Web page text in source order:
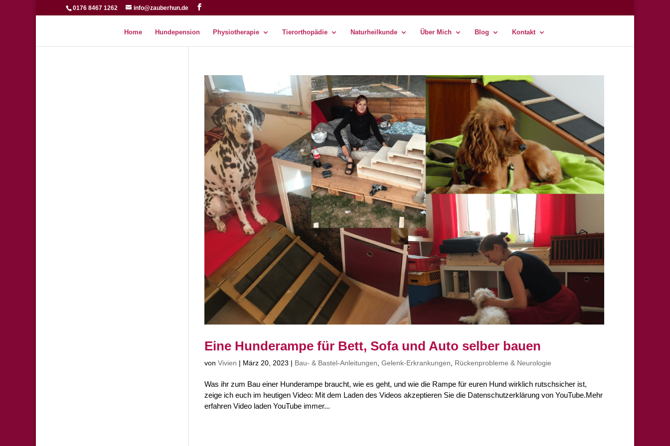
0176 8467 1262 info@zauberhun.de
Home Hundepension Physiotherapie Tierorthopädie Naturheilkunde Über Mich Blog Kontakt
Eine Hunderampe für Bett, Sofa und Auto selber bauen
vonVivien | März 20, 2023 | Bau- & Bastel-Anleitungen ,Gelenk-Erkrankungen Rückenprobleme & Neurologie
Was ihr zum Bau einer Hunderampe braucht, wie es geht, und wie die Rampe für euren Hund wirklich rutschsicher ist,
zeige ich euch im heutigen Video: Mit dem Laden des Videos akzeptieren Sie die Datenschutzerklärung von YouTube.Mehr
erfahren Video laden YouTube immer...